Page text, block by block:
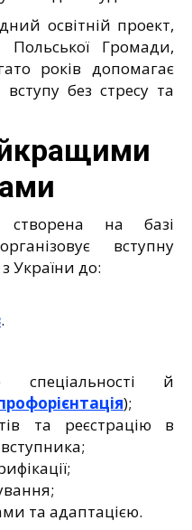
освітній проект,
Громади,
років допомагає
без стресу та
на базі
вступну
України до:
.
спеціальності й
);
та реєстрацію в
та адаптацією.